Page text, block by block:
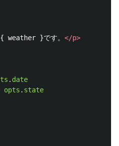
weather }です。 </p>
. date
opts . state